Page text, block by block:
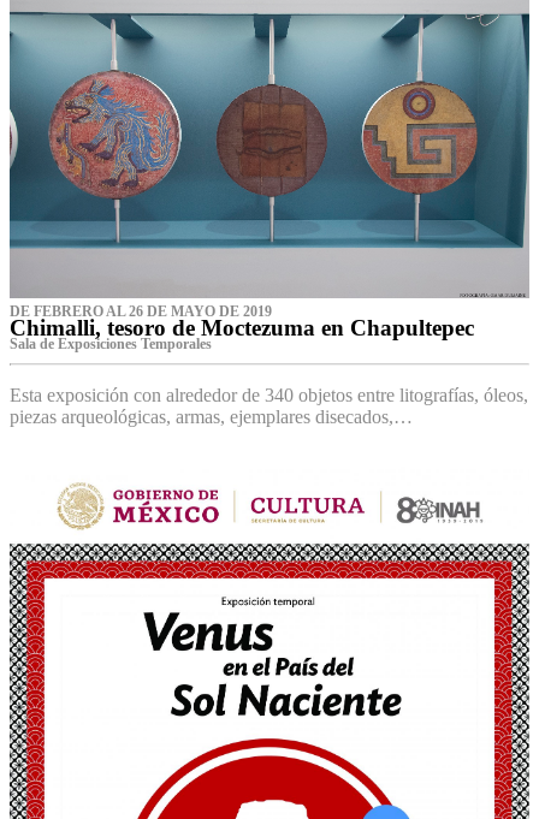
DE FEBRERO AL 26 DE MAYO DE 2019
Chimalli, tesoro de Moctezuma en Chapultepec
Sala de Exposiciones Temporales
Esta exposición con alrededor de 340 objetos entre litografías, óleos,
piezas arqueológicas, armas, ejemplares disecados,…